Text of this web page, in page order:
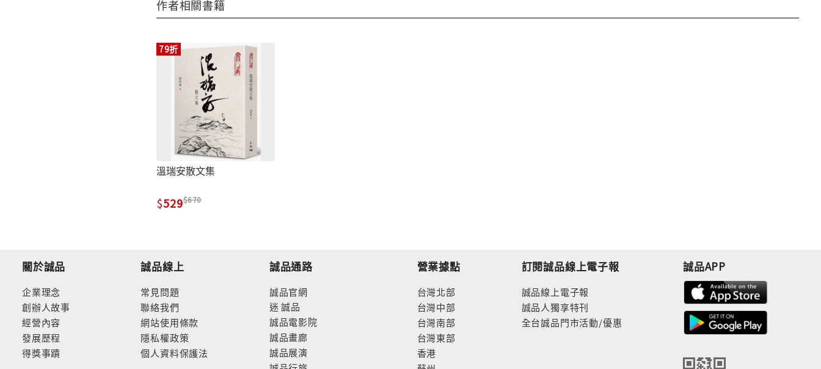
作者相關書籍
79折
溫瑞安散文集
529 670
關於誠品
企業理念
創辦人故事
經營內容
發展歷程
得獎事蹟
誠品線上
常見問題
聯絡我們
網站使用條款
隱私權政策
個人資料保護法
誠品通路
誠品官網
迷 誠品
誠品電影院
誠品畫廊
誠品展演
營業據點
台灣北部
台灣中部
台灣南部
台灣東部
香港
訂閱誠品線上電子報
誠品線上電子報
誠品人獨享特刊
全台誠品門市活動/優惠
誠品APP